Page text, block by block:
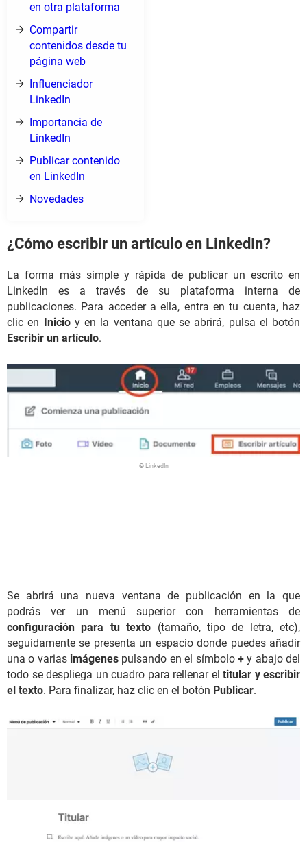
en otra plataforma
Compartir
contenidos desde tu
página web
Influenciador
LinkedIn
Importancia de
LinkedIn
Publicar contenido
en LinkedIn
Novedades
¿Cómo escribir un artículo en LinkedIn?
La forma más simple y rápida de publicar un escrito en
LinkedIn es a través de su plataforma interna de
publicaciones. Para acceder a ella, entra en tu cuenta, haz
clic en Inicioy en la ventana que se abrirá, pulsa el botón
Escribir un artículo.
© LinkedIn
Se abrirá una nueva ventana de publicación en la que
podrás ver un menú superior con herramientas de
configuración para tu texto (tamaño, tipo de letra, etc),
seguidamente se presenta un espacio donde puedes añadir
una o varias imágenes pulsando en el símbolo +y abajo del
todo se despliega un cuadro para rellenar el titular y escribir
el texto. Para finalizar, haz clic en el botón Publicar.